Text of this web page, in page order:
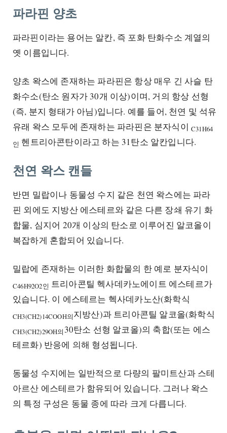
파라핀 양초
파라핀이라는 용어는 알칸, 즉 포화 탄화수소 계열의
옛 이름입니다.
양초 왁스에 존재하는 파라핀은 항상 매우 긴 사슬 탄
화수소(탄소 원자가 30개 이상)이며, 거의 항상 선형
(즉, 분지 형태가 아님)입니다. 예를 들어, 천연 및 석유
유래 왁스 모두에 존재하는 파라핀은 분자식이 C31H64
인 헨트리아콘탄이라고 하는 31탄소 알칸입니다.
천연 왁스 캔들
반면 밀랍이나 동물성 수지 같은 천연 왁스에는 파라
핀 외에도 지방산 에스테르와 같은 다른 장쇄 유기 화
합물, 심지어 20개 이상의 탄소로 이루어진 알코올이
복잡하게 혼합되어 있습니다.
밀랍에 존재하는 이러한 화합물의 한 예로 분자식이
C46H92O2인 트리아콘틸 헥사데카노에이트 에스테르가
있습니다. 이 에스테르는 헥사데카노산(화학식
CH3(CH2)14COOH의지방산)과 트리아콘틸 알코올(화학식
CH3(CH2)29OH의30탄소 선형 알코올)의 축합(또는 에스
테르화) 반응에 의해 형성됩니다.
동물성 수지에는 일반적으로 다량의 팔미트산과 스테
아르산 에스테르가 함유되어 있습니다. 그러나 왁스
의 특정 구성은 동물 종에 따라 크게 다릅니다.